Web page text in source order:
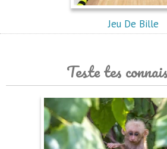
Jeu De Bille
Teste tes